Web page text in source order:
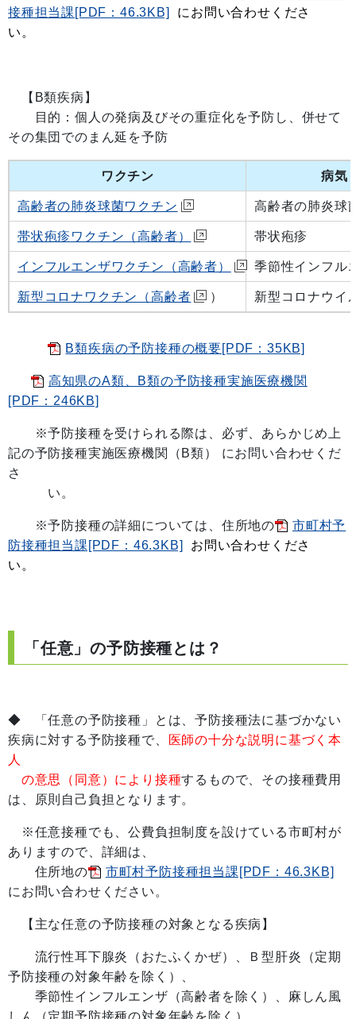
接種担当課[PDF：46.3KB]
にお問い合わせくださ
い。
【B類疾病】
目的：個人の発病及びその重症化を予防し、併せて
その集団でのまん延を予防
ワクチン 病気
高齢者の肺炎球菌ワクチン 高齢者の肺炎球
帯状疱疹ワクチン（高齢者） 帯状疱疹
インフルエンザワクチン（高齢者） 季節性インフル
新型コロナワクチン（高齢者 ） 新型コロナウイ
B類疾病の予防接種の概要[PDF：35KB]
高知県のA類、B類の予防接種実施医療機関
[PDF：246KB]
※予防接種を受けられる際は、必ず、あらかじめ上
記の予防接種実施医療機関（B類）
にお問い合わせくだ
さ
い。
※予防接種の詳細については、住所地の
市町村予
防接種担当課[PDF：46.3KB]
お問い合わせくださ
い。
「任意」の予防接種とは？
◆ 「任意の予防接種」とは、予防接種法に基づかない
疾病に対する予防接種で、
医師の十分な説明に基づく本
人
の意思（同意）により接種するもので、その接種費用
は、原則自己負担となります。
※任意接種でも、公費負担制度を設けている市町村が
ありますので、詳細は、
住所地の
市町村予防接種担当課[PDF：46.3KB]
にお問い合わせください。
【主な任意の予防接種の対象となる疾病】
流行性耳下腺炎（おたふくかぜ）、Ｂ型肝炎（定期
予防接種の対象年齢を除く）、
季節性インフルエンザ（高齢者を除く）、麻しん風
しん（定期予防接種の対象年齢を除く）、